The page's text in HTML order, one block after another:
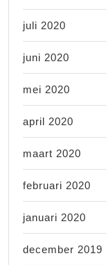
juli 2020
juni 2020
mei 2020
april 2020
maart 2020
februari 2020
januari 2020
december 2019